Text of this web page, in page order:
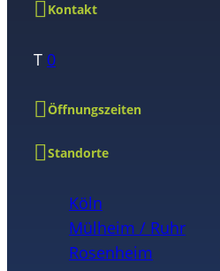
Kontakt
T 0
Öffnungszeiten
Standorte
Köln
Mülheim / Ruhr
Rosenheim